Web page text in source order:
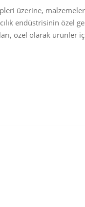
üzerine,
endüstrisinin özel
özel olarak ürünler